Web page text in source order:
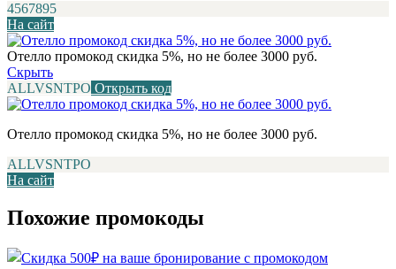
4567895
На сайт
Отелло промокод скидка 5%, но не более 3000 руб.
Скрыть
ALLVSNTPO Открыть код
Отелло промокод скидка 5%, но не более 3000 руб.
ALLVSNTPO
На сайт
Похожие промокоды